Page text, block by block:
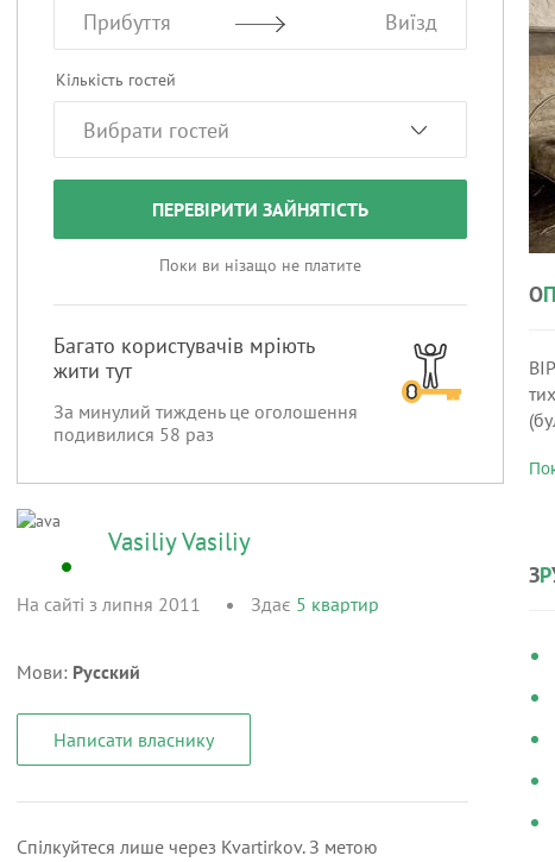
Прибуття Виїзд
Кількість гостей
ПЕРЕВІРИТИ ЗАЙНЯТІСТЬ
Поки ви нізащо не платите
Багато користувачів мріють
жити тут
За минулий тиждень це оголошення
подивилися 58 раз
Vasiliy Vasiliy
На сайті з липня 2011 Здає 5 квартир
Мови: Русский
Написати власнику
Спілкуйтеся лише через Kvartirkov. З метою
ОП
ЗР